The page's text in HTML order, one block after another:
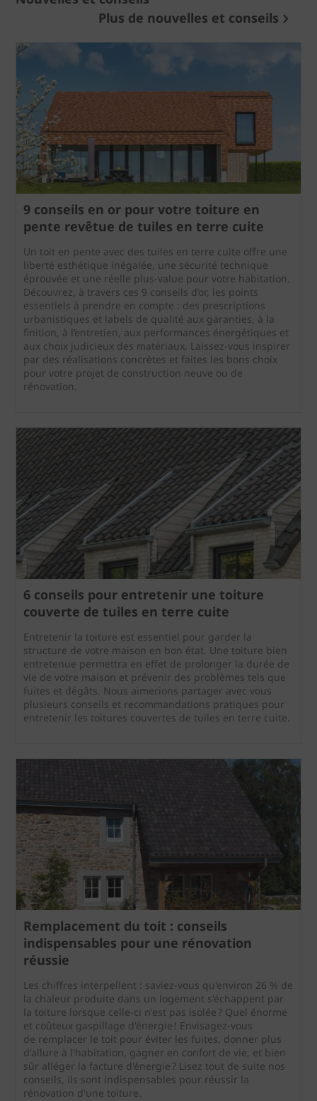
Plus de nouvelles et conseils
9 conseils en or pour votre toiture en
pente revêtue de tuiles en terre cuite
Un toit en pente avec des tuiles en terre cuite offre une
liberté esthétique inégalée, une sécurité technique
éprouvée et une réelle plus-value pour votre habitation.
Découvrez, à travers ces 9 conseils d’or, les points
essentiels à prendre en compte : des prescriptions
urbanistiques et labels de qualité aux garanties, à la
finition, à l’entretien, aux performances énergétiques et
aux choix judicieux des matériaux. Laissez-vous inspirer
par des réalisations concrètes et faites les bons choix
pour votre projet de construction neuve ou de
rénovation.
6 conseils pour entretenir une toiture
couverte de tuiles en terre cuite
Entretenir la toiture est essentiel pour garder la
structure de votre maison en bon état. Une toiture bien
entretenue permettra en effet de prolonger la durée de
vie de votre maison et prévenir des problèmes tels que
fuites et dégâts. Nous aimerions partager avec vous
plusieurs conseils et recommandations pratiques pour
entretenir les toitures couvertes de tuiles en terre cuite.
Remplacement du toit : conseils
indispensables pour une rénovation
réussie
Les chiffres interpellent : saviez-vous qu'environ 26 % de
la chaleur produite dans un logement s'échappent par
la toiture lorsque celle-ci n'est pas isolée ? Quel énorme
et coûteux gaspillage d'énergie ! Envisagez-vous
de remplacer le toit pour éviter les fuites, donner plus
d'allure à l'habitation, gagner en confort de vie, et bien
sûr alléger la facture d'énergie ? Lisez tout de suite nos
conseils, ils sont indispensables pour réussir la
rénovation d'une toiture.